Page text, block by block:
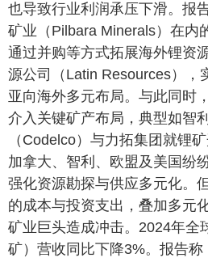
也导致行业利润承压下滑。报
矿业（Pilbara Minerals）在内
通过并购等方式拓展海外锂资
源公司（Latin Resources），
亚向海外多元布局。与此同时
介入关键矿产布局，典型如智
（Codelco）与力拓集团就锂
加拿大、智利、欧盟及美国纷
强化资源勘探与供应多元化。
的成本与投资支出，叠加多元
矿业巨头造成冲击。2024年全
矿）营收同比下降3%。报告